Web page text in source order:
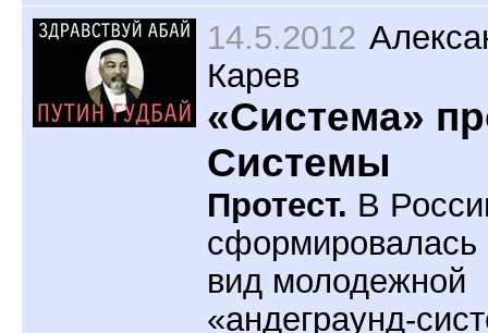
14.5.2012
Карев
«Система»
Системы
Протест. В
сформировалась
вид молодежной
«андеграунд-